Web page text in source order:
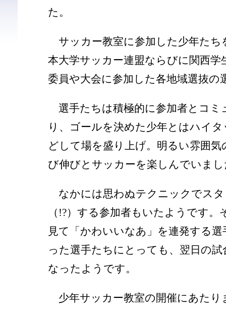
た。
サッカー教室に参加した少年たち
本大学サッカー連盟ならびに関西学
委員や大会に参加した各地域選抜の
選手たちは積極的に参加者とコミ
り、ゴールを決めた少年とはハイ
どして場を盛り上げ。明るい雰囲
び伸びとサッカーを楽しんでいま
なかには思わぬテクニックでスタ
（!?）する参加者もいたようです
見て「かわいいなあ」を連発する
った選手たちにとっても、翌日の
なったようです。
少年サッカー教室の開催にあたり